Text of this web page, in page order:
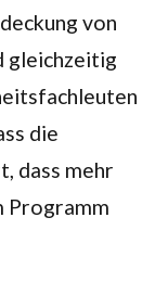
von
gleichzeitig
die
dass mehr
Programm